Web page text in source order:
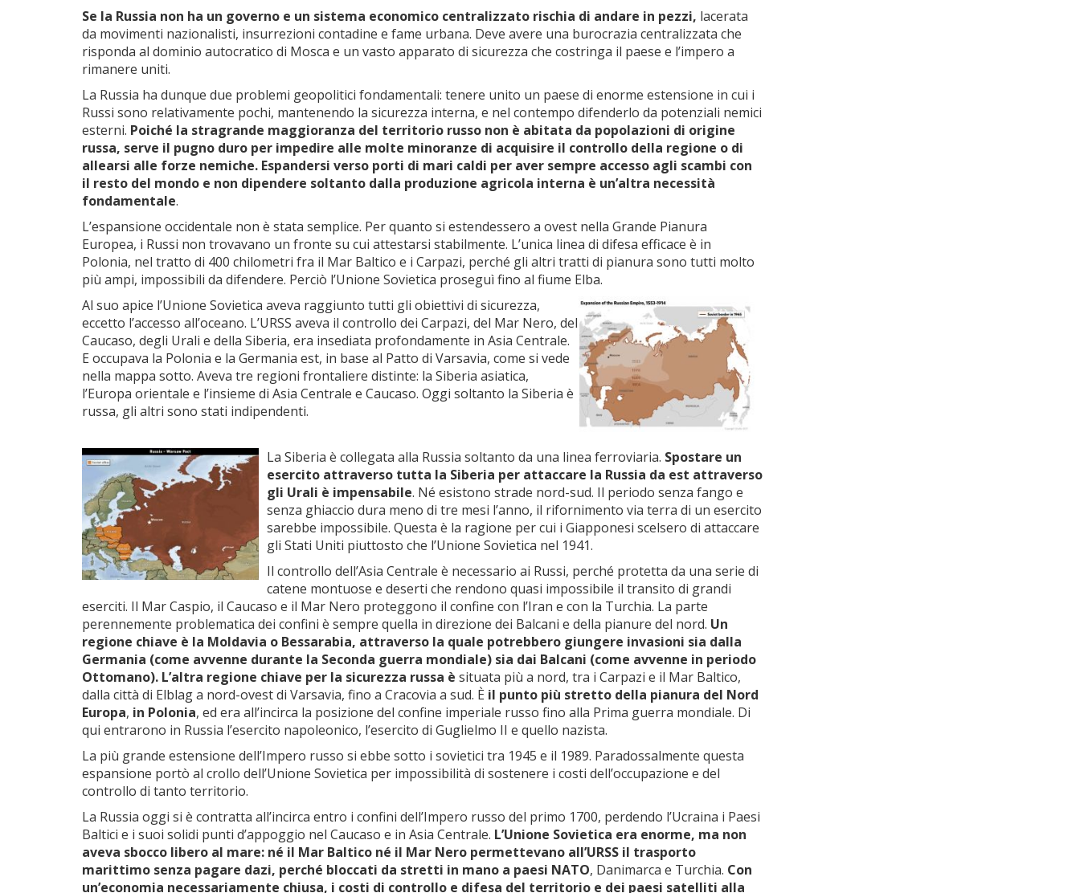
Se la Russia non ha un governo e un sistema economico centralizzato rischia di andare in pezzi, lacerata
da movimenti nazionalisti, insurrezioni contadine e fame urbana. Deve avere una burocrazia centralizzata che
risponda al dominio autocratico di Mosca e un vasto apparato di sicurezza che costringa il paese e l’impero a
rimanere uniti.
La Russia ha dunque due problemi geopolitici fondamentali: tenere unito un paese di enorme estensione in cui i
Russi sono relativamente pochi, mantenendo la sicurezza interna, e nel contempo difenderlo da potenziali nemici
esterni. Poiché la stragrande maggioranza del territorio russo non è abitata da popolazioni di origine
russa, serve il pugno duro per impedire alle molte minoranze di acquisire il controllo della regione o di
allearsi alle forze nemiche. Espandersi verso porti di mari caldi per aver sempre accesso agli scambi con
il resto del mondo e non dipendere soltanto dalla produzione agricola interna è un’altra necessità
fondamentale.
L’espansione occidentale non è stata semplice. Per quanto si estendessero a ovest nella Grande Pianura
Europea, i Russi non trovavano un fronte su cui attestarsi stabilmente. L’unica linea di difesa efficace è in
Polonia, nel tratto di 400 chilometri fra il Mar Baltico e i Carpazi, perché gli altri tratti di pianura sono tutti molto
più ampi, impossibili da difendere. Perciò l’Unione Sovietica proseguì fino al fiume Elba.
Al suo apice l’Unione Sovietica aveva raggiunto tutti gli obiettivi di sicurezza,
eccetto l’accesso all’oceano. L’URSS aveva il controllo dei Carpazi, del Mar Nero, del
Caucaso, degli Urali e della Siberia, era insediata profondamente in Asia Centrale.
E occupava la Polonia e la Germania est, in base al Patto di Varsavia, come si vede
nella mappa sotto. Aveva tre regioni frontaliere distinte: la Siberia asiatica,
l’Europa orientale e l’insieme di Asia Centrale e Caucaso. Oggi soltanto la Siberia è
russa, gli altri sono stati indipendenti.
La Siberia è collegata alla Russia soltanto da una linea ferroviaria. Spostare un
esercito attraverso tutta la Siberia per attaccare la Russia da est attraverso
gli Urali è impensabile. Né esistono strade nord-sud. Il periodo senza fango e
senza ghiaccio dura meno di tre mesi l’anno, il rifornimento via terra di un esercito
sarebbe impossibile. Questa è la ragione per cui i Giapponesi scelsero di attaccare
gli Stati Uniti piuttosto che l’Unione Sovietica nel 1941.
Il controllo dell’Asia Centrale è necessario ai Russi, perché protetta da una serie di
catene montuose e deserti che rendono quasi impossibile il transito di grandi
eserciti. Il Mar Caspio, il Caucaso e il Mar Nero proteggono il confine con l’Iran e con la Turchia. La parte
perennemente problematica dei confini è sempre quella in direzione dei Balcani e della pianure del nord. Un
regione chiave è la Moldavia o Bessarabia, attraverso la quale potrebbero giungere invasioni sia dalla
Germania (come avvenne durante la Seconda guerra mondiale) sia dai Balcani (come avvenne in periodo
Ottomano). L’altra regione chiave per la sicurezza russa è situata più a nord, tra i Carpazi e il Mar Baltico,
dalla città di Elblag a nord-ovest di Varsavia, fino a Cracovia a sud. È il punto più stretto della pianura del Nord
Europa, in Polonia, ed era all’incirca la posizione del confine imperiale russo fino alla Prima guerra mondiale. Di
qui entrarono in Russia l’esercito napoleonico, l’esercito di Guglielmo II e quello nazista.
La più grande estensione dell’Impero russo si ebbe sotto i sovietici tra 1945 e il 1989. Paradossalmente questa
espansione portò al crollo dell’Unione Sovietica per impossibilità di sostenere i costi dell’occupazione e del
controllo di tanto territorio.
La Russia oggi si è contratta all’incirca entro i confini dell’Impero russo del primo 1700, perdendo l’Ucraina i Paesi
Baltici e i suoi solidi punti d’appoggio nel Caucaso e in Asia Centrale. L’Unione Sovietica era enorme, ma non
aveva sbocco libero al mare: né il Mar Baltico né il Mar Nero permettevano all’URSS il trasporto
marittimo senza pagare dazi, perché bloccati da stretti in mano a paesi NATO, Danimarca e Turchia. Con
un’economia necessariamente chiusa, i costi di controllo e difesa del territorio e dei paesi satelliti alla